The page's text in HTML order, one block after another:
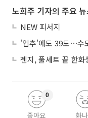
노희주 기자의 주요
NEW 피서지
'입추'에도 39도⋯수
좋아요
0
화